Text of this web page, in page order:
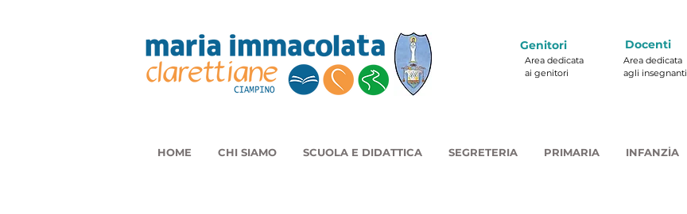
Area dedicata
ai genitori
Genitori Docenti
Area dedicata
agli insegnanti
HOME CHI SIAMO SCUOLA E DIDATTICA SEGRETERIA PRIMARIA INFANZIA